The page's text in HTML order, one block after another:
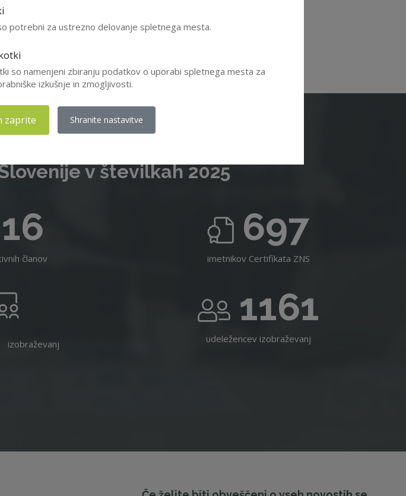
EUR, za upokojence pa 55 EUR.
v številkah 2025
16
članov
697
imetnikov Certifikata ZNS
izobraževanj
1161
udeležencev izobraževanj
potrebni za ustrezno delovanje spletnega mesta.
so namenjeni zbiranju podatkov o uporabi spletnega mesta za
izkušnje in zmogljivosti.
zaprite Shranite nastavitve